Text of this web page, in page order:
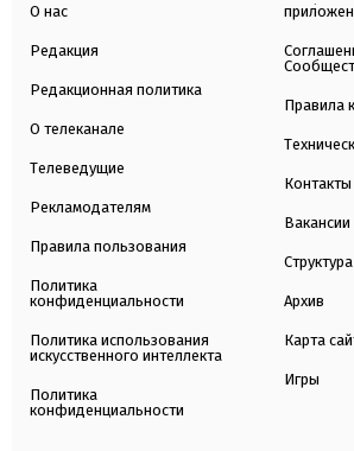
О нас
Редакция
Редакционная политика
О телеканале
Телеведущие
Рекламодателям
Правила пользования
Политика
конфиденциальности
Политика использования
искусственного интеллекта
Политика
конфиденциальности
Правила
Контакты
Вакансии
Архив
Карта
Игры